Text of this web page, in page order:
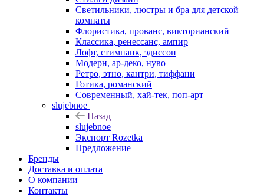
Светильники, люстры и бра для детской
комнаты
Флористика, прованс, викторианский
Классика, ренессанс, ампир
Лофт, стимпанк, эдиссон
Модерн, ар-деко, нуво
Ретро, этно, кантри, тиффани
Готика, романский
Современный, хай-тек, поп-арт
slujebnoe
Назад
slujebnoe
Экспорт Rozetka
Предложение
Бренды
Доставка и оплата
О компании
Контакты